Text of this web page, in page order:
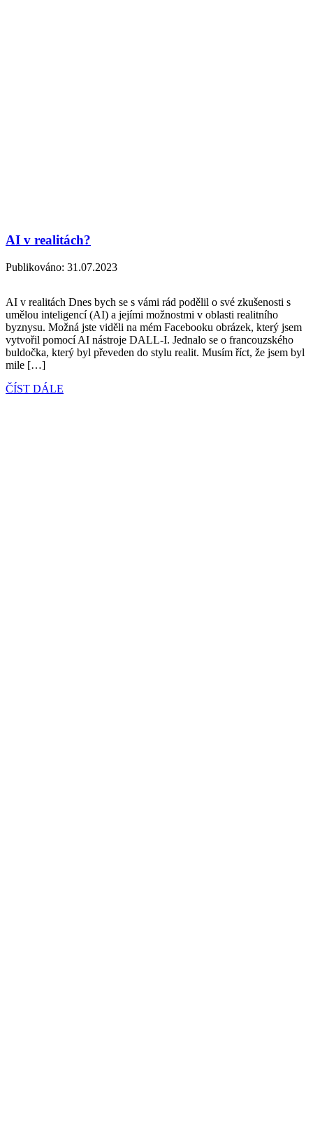
AI v realitách?
Publikováno: 31.07.2023
AI v realitách Dnes bych se s vámi rád podělil o své zkušenosti s
umělou inteligencí (AI) a jejími možnostmi v oblasti realitního
byznysu. Možná jste viděli na mém Facebooku obrázek, který jsem
vytvořil pomocí AI nástroje DALL-I. Jednalo se o francouzského
buldočka, který byl převeden do stylu realit. Musím říct, že jsem byl
mile […]
ČÍST DÁLE